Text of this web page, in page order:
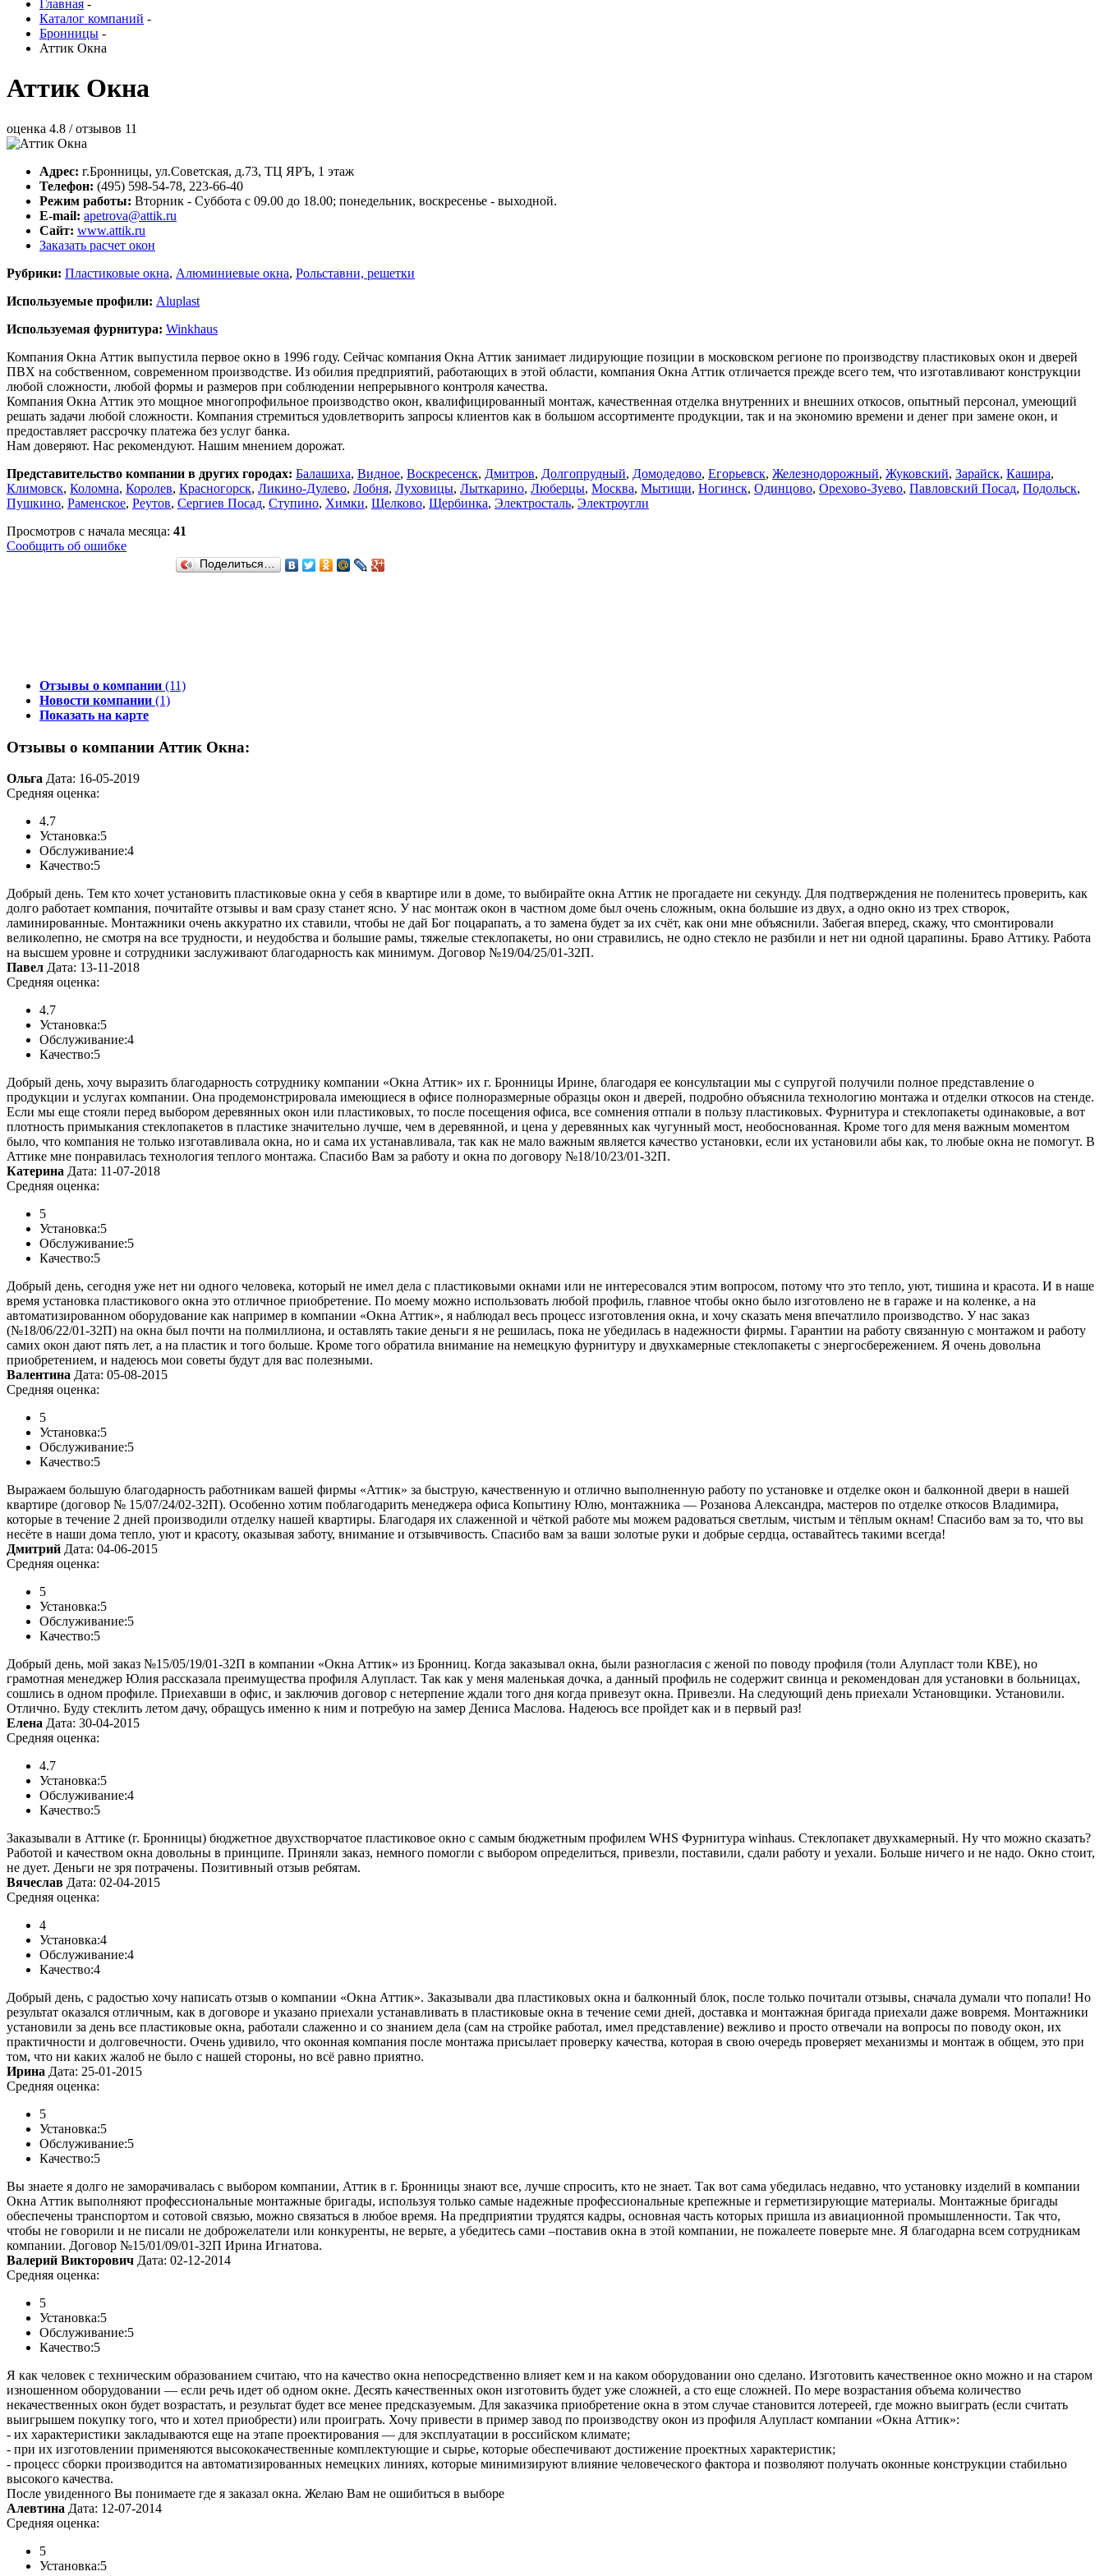
Главная -
Каталог компаний -
Бронницы -
Аттик Окна
Аттик Окна
оценка 4.8 / отзывов 11
Адрес: г.Бронницы, ул.Советская, д.73, ТЦ ЯРЪ, 1 этаж
Телефон: (495) 598-54-78, 223-66-40
Режим работы: Вторник - Суббота с 09.00 до 18.00; понедельник, воскресенье - выходной.
E-mail: apetrova@attik.ru
Сайт: www.attik.ru
Заказать расчет окон
Рубрики: Пластиковые окна, Алюминиевые окна, Рольставни, решетки
Используемые профили: Aluplast
Используемая фурнитура: Winkhaus
Компания Окна Аттик выпустила первое окно в 1996 году. Сейчас компания Окна Аттик занимает лидирующие позиции в московском регионе по производству пластиковых окон и дверей
ПВХ на собственном, современном производстве. Из обилия предприятий, работающих в этой области, компания Окна Аттик отличается прежде всего тем, что изготавливают конструкции
любой сложности, любой формы и размеров при соблюдении непрерывного контроля качества.
Компания Окна Аттик это мощное многопрофильное производство окон, квалифицированный монтаж, качественная отделка внутренних и внешних откосов, опытный персонал, умеющий
решать задачи любой сложности. Компания стремиться удовлетворить запросы клиентов как в большом ассортименте продукции, так и на экономию времени и денег при замене окон, и
предоставляет рассрочку платежа без услуг банка.
Нам доверяют. Нас рекомендуют. Нашим мнением дорожат.
Представительство компании в других городах: Балашиха, Видное, Воскресенск, Дмитров, Долгопрудный, Домодедово, Егорьевск, Железнодорожный, Жуковский, Зарайск, Кашира,
Климовск, Коломна, Королев, Красногорск, Ликино-Дулево, Лобня, Луховицы, Лыткарино, Люберцы, Москва, Мытищи, Ногинск, Одинцово, Орехово-Зуево, Павловский Посад, Подольск,
Пушкино, Раменское, Реутов, Сергиев Посад, Ступино, Химки, Щелково, Щербинка, Электросталь, Электроугли
Просмотров с начала месяца: 41
Сообщить об ошибке
Поделиться…
Отзывы о компании (11)
Новости компании (1)
Показать на карте
Отзывы о компании Аттик Окна:
Ольга Дата: 16-05-2019
Средняя оценка:
4.7
Установка:5
Обслуживание:4
Качество:5
Добрый день. Тем кто хочет установить пластиковые окна у себя в квартире или в доме, то выбирайте окна Аттик не прогадаете ни секунду. Для подтверждения не поленитесь проверить, как
долго работает компания, почитайте отзывы и вам сразу станет ясно. У нас монтаж окон в частном доме был очень сложным, окна большие из двух, а одно окно из трех створок,
ламинированные. Монтажники очень аккуратно их ставили, чтобы не дай Бог поцарапать, а то замена будет за их счёт, как они мне объяснили. Забегая вперед, скажу, что смонтировали
великолепно, не смотря на все трудности, и неудобства и большие рамы, тяжелые стеклопакеты, но они стравились, не одно стекло не разбили и нет ни одной царапины. Браво Аттику. Работа
на высшем уровне и сотрудники заслуживают благодарность как минимум. Договор №19/04/25/01-32П.
Павел Дата: 13-11-2018
Средняя оценка:
4.7
Установка:5
Обслуживание:4
Качество:5
Добрый день, хочу выразить благодарность сотруднику компании «Окна Аттик» их г. Бронницы Ирине, благодаря ее консультации мы с супругой получили полное представление о
продукции и услугах компании. Она продемонстрировала имеющиеся в офисе полноразмерные образцы окон и дверей, подробно объяснила технологию монтажа и отделки откосов на стенде.
Если мы еще стояли перед выбором деревянных окон или пластиковых, то после посещения офиса, все сомнения отпали в пользу пластиковых. Фурнитура и стеклопакеты одинаковые, а вот
плотность примыкания стеклопакетов в пластике значительно лучше, чем в деревянной, и цена у деревянных как чугунный мост, необоснованная. Кроме того для меня важным моментом
было, что компания не только изготавливала окна, но и сама их устанавливала, так как не мало важным является качество установки, если их установили абы как, то любые окна не помогут. В
Аттике мне понравилась технология теплого монтажа. Спасибо Вам за работу и окна по договору №18/10/23/01-32П.
Катерина Дата: 11-07-2018
Средняя оценка:
5
Установка:5
Обслуживание:5
Качество:5
Добрый день, сегодня уже нет ни одного человека, который не имел дела с пластиковыми окнами или не интересовался этим вопросом, потому что это тепло, уют, тишина и красота. И в наше
время установка пластикового окна это отличное приобретение. По моему можно использовать любой профиль, главное чтобы окно было изготовлено не в гараже и на коленке, а на
автоматизированном оборудование как например в компании «Окна Аттик», я наблюдал весь процесс изготовления окна, и хочу сказать меня впечатлило производство. У нас заказ
(№18/06/22/01-32П) на окна был почти на полмиллиона, и оставлять такие деньги я не решилась, пока не убедилась в надежности фирмы. Гарантии на работу связанную с монтажом и работу
самих окон дают пять лет, а на пластик и того больше. Кроме того обратила внимание на немецкую фурнитуру и двухкамерные стеклопакеты с энергосбережением. Я очень довольна
приобретением, и надеюсь мои советы будут для вас полезными.
Валентина Дата: 05-08-2015
Средняя оценка:
5
Установка:5
Обслуживание:5
Качество:5
Выражаем большую благодарность работникам вашей фирмы «Аттик» за быструю, качественную и отлично выполненную работу по установке и отделке окон и балконной двери в нашей
квартире (договор № 15/07/24/02-32П). Особенно хотим поблагодарить менеджера офиса Копытину Юлю, монтажника — Розанова Александра, мастеров по отделке откосов Владимира,
которые в течение 2 дней производили отделку нашей квартиры. Благодаря их слаженной и чёткой работе мы можем радоваться светлым, чистым и тёплым окнам! Спасибо вам за то, что вы
несёте в наши дома тепло, уют и красоту, оказывая заботу, внимание и отзывчивость. Спасибо вам за ваши золотые руки и добрые сердца, оставайтесь такими всегда!
Дмитрий Дата: 04-06-2015
Средняя оценка:
5
Установка:5
Обслуживание:5
Качество:5
Добрый день, мой заказ №15/05/19/01-32П в компании «Окна Аттик» из Бронниц. Когда заказывал окна, были разногласия с женой по поводу профиля (толи Алупласт толи КВЕ), но
грамотная менеджер Юлия рассказала преимущества профиля Алупласт. Так как у меня маленькая дочка, а данный профиль не содержит свинца и рекомендован для установки в больницах,
сошлись в одном профиле. Приехавши в офис, и заключив договор с нетерпение ждали того дня когда привезут окна. Привезли. На следующий день приехали Установщики. Установили.
Отлично. Буду стеклить летом дачу, обращусь именно к ним и потребую на замер Дениса Маслова. Надеюсь все пройдет как и в первый раз!
Елена Дата: 30-04-2015
Средняя оценка:
4.7
Установка:5
Обслуживание:4
Качество:5
Заказывали в Аттике (г. Бронницы) бюджетное двухстворчатое пластиковое окно с самым бюджетным профилем WHS Фурнитура winhaus. Стеклопакет двухкамерный. Ну что можно сказать?
Работой и качеством окна довольны в принципе. Приняли заказ, немного помогли с выбором определиться, привезли, поставили, сдали работу и уехали. Больше ничего и не надо. Окно стоит,
не дует. Деньги не зря потрачены. Позитивный отзыв ребятам.
Вячеслав Дата: 02-04-2015
Средняя оценка:
4
Установка:4
Обслуживание:4
Качество:4
Добрый день, с радостью хочу написать отзыв о компании «Окна Аттик». Заказывали два пластиковых окна и балконный блок, после только почитали отзывы, сначала думали что попали! Но
результат оказался отличным, как в договоре и указано приехали устанавливать в пластиковые окна в течение семи дней, доставка и монтажная бригада приехали даже вовремя. Монтажники
установили за день все пластиковые окна, работали слаженно и со знанием дела (сам на стройке работал, имел представление) вежливо и просто отвечали на вопросы по поводу окон, их
практичности и долговечности. Очень удивило, что оконная компания после монтажа присылает проверку качества, которая в свою очередь проверяет механизмы и монтаж в общем, это при
том, что ни каких жалоб не было с нашей стороны, но всё равно приятно.
Ирина Дата: 25-01-2015
Средняя оценка:
5
Установка:5
Обслуживание:5
Качество:5
Вы знаете я долго не заморачивалась с выбором компании, Аттик в г. Бронницы знают все, лучше спросить, кто не знает. Так вот сама убедилась недавно, что установку изделий в компании
Окна Аттик выполняют профессиональные монтажные бригады, используя только самые надежные профессиональные крепежные и герметизирующие материалы. Монтажные бригады
обеспечены транспортом и сотовой связью, можно связаться в любое время. На предприятии трудятся кадры, основная часть которых пришла из авиационной промышленности. Так что,
чтобы не говорили и не писали не доброжелатели или конкуренты, не верьте, а убедитесь сами –поставив окна в этой компании, не пожалеете поверьте мне. Я благодарна всем сотрудникам
компании. Договор №15/01/09/01-32П Ирина Игнатова.
Валерий Викторович Дата: 02-12-2014
Средняя оценка:
5
Установка:5
Обслуживание:5
Качество:5
Я как человек с техническим образованием считаю, что на качество окна непосредственно влияет кем и на каком оборудовании оно сделано. Изготовить качественное окно можно и на старом
изношенном оборудовании — если речь идет об одном окне. Десять качественных окон изготовить будет уже сложней, а сто еще сложней. По мере возрастания объема количество
некачественных окон будет возрастать, и результат будет все менее предсказуемым. Для заказчика приобретение окна в этом случае становится лотереей, где можно выиграть (если считать
выигрышем покупку того, что и хотел приобрести) или проиграть. Хочу привести в пример завод по производству окон из профиля Алупласт компании «Окна Аттик»:
- их характеристики закладываются еще на этапе проектирования — для эксплуатации в российском климате;
- при их изготовлении применяются высококачественные комплектующие и сырье, которые обеспечивают достижение проектных характеристик;
- процесс сборки производится на автоматизированных немецких линиях, которые минимизируют влияние человеческого фактора и позволяют получать оконные конструкции стабильно
высокого качества.
После увиденного Вы понимаете где я заказал окна. Желаю Вам не ошибиться в выборе
Алевтина Дата: 12-07-2014
Средняя оценка:
5
Установка:5